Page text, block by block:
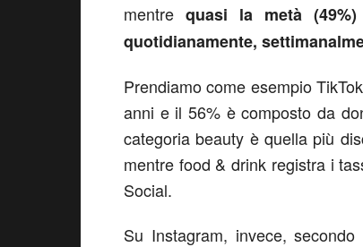
mentre quasi la metà
quotidianamente,
Prendiamo come esempio
anni e il 56% è composto da
categoria beauty è quella più
mentre food & drink registra i
Social.
Su Instagram, invece,